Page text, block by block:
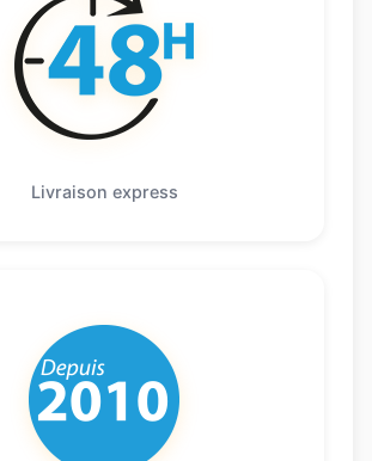
Livraison express